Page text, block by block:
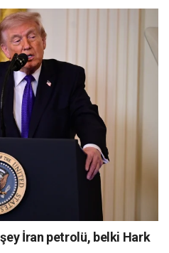
İran petrolü, belki Hark